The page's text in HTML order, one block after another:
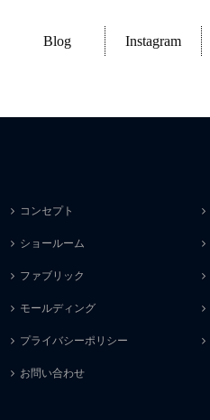
Blog Instagram
コンセプト
ショールーム
ファブリック
モールディング
プライバシーポリシー
お問い合わせ